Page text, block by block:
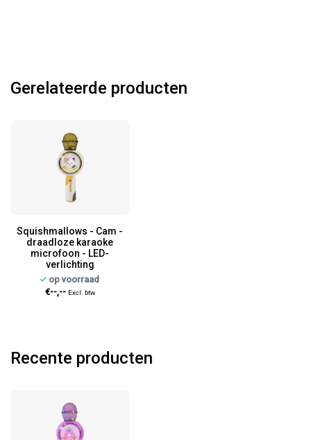
Gerelateerde producten
Squishmallows - Cam -
draadloze karaoke
microfoon - LED-
verlichting
op voorraad
€--,-- Excl. btw
Recente producten